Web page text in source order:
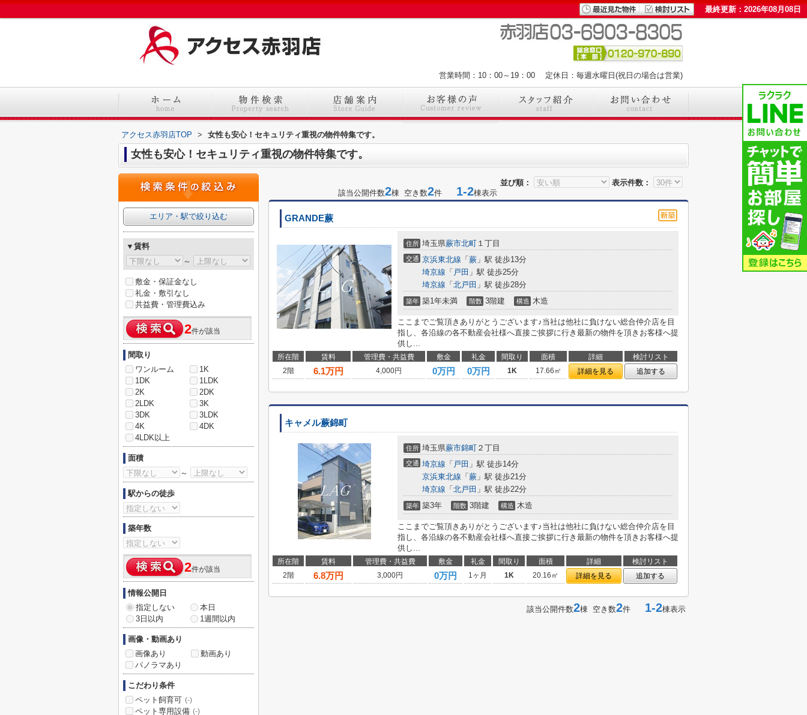
最終更新：2026年08月08日
営業時間：10：00～19：00 定休日：毎週水曜日(祝日の場合は営業)
アクセス赤羽店TOP > 女性も安心！セキュリティ重視の物件特集です。
女性も安心！セキュリティ重視の物件特集です。
並び順：
表示件数：
該当公開件数2棟 空き数2件 1-2棟表示
GRANDE蕨
住所 埼玉県蕨市北町 １丁目
交通 京浜東北線 「 蕨 」駅 徒歩13分
埼京線 「 戸田 」駅 徒歩25分
埼京線 「 北戸田 」駅 徒歩28分
築年 築1年未満 階数 3階建 構造 木造
ここまでご覧頂きありがとうございます♪当社は他社に負けない総合仲介店を目
指し、各沿線の各不動産会社様へ直接ご挨拶に行き最新の物件を頂きお客様へ提
供し...
所在階 賃料 管理費・共益費 敷金 礼金 間取り 面積 詳細
検討リスト
2階
6.1万円 4,000円 0万円 0万円 1K 17.66㎡ 詳細を見る 追加する
キャメル蕨錦町
住所 埼玉県蕨市錦町 ２丁目
交通 埼京線 「 戸田 」駅 徒歩14分
京浜東北線 「 蕨 」駅 徒歩21分
埼京線 「 北戸田 」駅 徒歩22分
築年 築3年 階数 3階建 構造 木造
ここまでご覧頂きありがとうございます♪当社は他社に負けない総合仲介店を目
指し、各沿線の各不動産会社様へ直接ご挨拶に行き最新の物件を頂きお客様へ提
供し...
所在階 賃料 管理費・共益費 敷金 礼金 間取り 面積 詳細
検討リスト
2階
6.8万円 3,000円 0万円 1ヶ月 1K 20.16㎡ 詳細を見る 追加する
該当公開件数2棟 空き数2件 1-2棟表示
エリア・駅で絞り込む
▼賃料
～
敷金・保証金なし
礼金・敷引なし
共益費・管理費込み
2件が該当
間取り
ワンルーム
1K
1DK
1LDK
2K
2DK
2LDK
3K
3DK
3LDK
4K
4DK
4LDK以上
面積
～
駅からの徒歩
築年数
2件が該当
情報公開日
指定しない
本日
3日以内
1週間以内
画像・動画あり
画像あり
動画あり
パノラマあり
こだわり条件
ペット飼育可 (-)
ペット専用設備 (-)